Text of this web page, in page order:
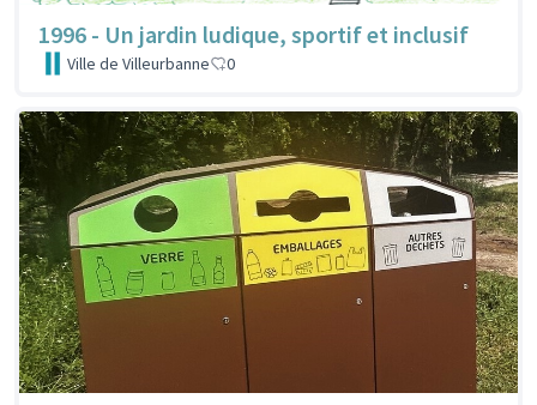
1996 - Un jardin ludique, sportif et inclusif
Ville de Villeurbanne 0